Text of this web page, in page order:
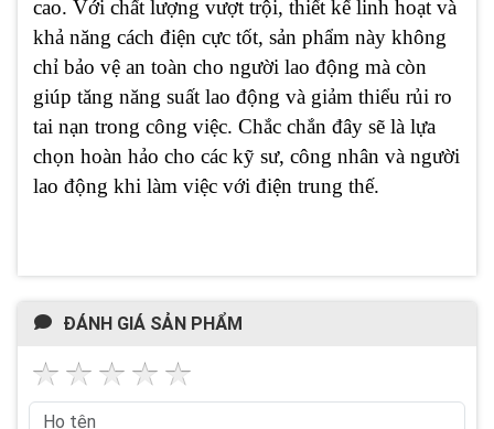
cao. Với chất lượng vượt trội, thiết kế linh hoạt và
khả năng cách điện cực tốt, sản phẩm này không
chỉ bảo vệ an toàn cho người lao động mà còn
giúp tăng năng suất lao động và giảm thiểu rủi ro
tai nạn trong công việc. Chắc chắn đây sẽ là lựa
chọn hoàn hảo cho các kỹ sư, công nhân và người
lao động khi làm việc với điện trung thế.
ĐÁNH GIÁ SẢN PHẨM